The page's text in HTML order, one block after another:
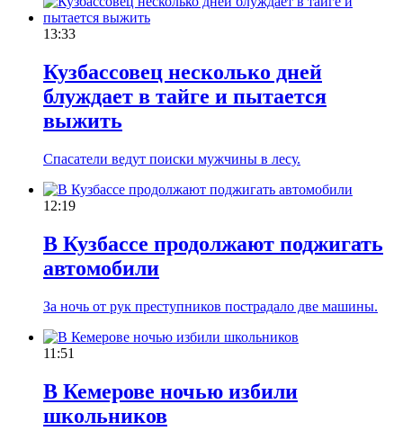
13:33
Кузбассовец несколько дней
блуждает в тайге и пытается
выжить
Спасатели ведут поиски мужчины в лесу.
12:19
В Кузбассе продолжают поджигать
автомобили
За ночь от рук преступников пострадало две машины.
11:51
В Кемерове ночью избили
школьников